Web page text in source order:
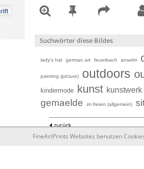
FineArtPrints Websites benutzen
Suchwörter diese Bildes
lady's hat german art feuerbach anselm
painting (picture) outdoors
kindermode kunst kunstwerk
gemaelde im freien (allgemein)
zurück